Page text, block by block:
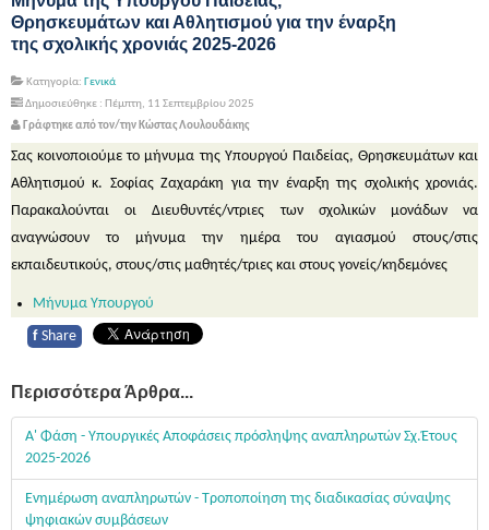
Θρησκευμάτων και Αθλητισμού για την έναρξη
της σχολικής χρονιάς 2025-2026
Κατηγορία: Γενικά
Δημοσιεύθηκε : Πέμπτη, 11 Σεπτεμβρίου 2025
Γράφτηκε από τον/την Κώστας Λουλουδάκης
Σας κοινοποιούμε το μήνυμα της Υπουργού Παιδείας, Θρησκευμάτων και
Αθλητισμού κ. Σοφίας Ζαχαράκη για την έναρξη της σχολικής χρονιάς.
Παρακαλούνται οι Διευθυντές/ντριες των σχολικών μονάδων να
αναγνώσουν το μήνυμα την ημέρα του αγιασμού στους/στις
εκπαιδευτικούς, στους/στις μαθητές/τριες και στους γονείς/κηδεμόνες
Μήνυμα Υπουργού
f Share
Περισσότερα Άρθρα...
Α' Φάση - Υπουργικές Αποφάσεις πρόσληψης αναπληρωτών Σχ.Έτους
2025-2026
Ενημέρωση αναπληρωτών - Τροποποίηση της διαδικασίας σύναψης
ψηφιακών συμβάσεων